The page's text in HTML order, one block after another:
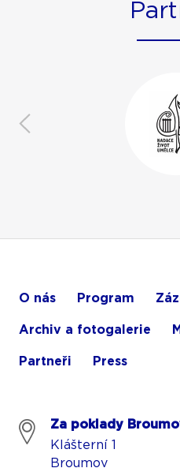
O nás Program
Archiv a fotogalerie
Partneři Press
Za poklady
Klášterní 1
Broumov